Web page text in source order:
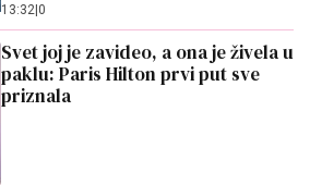
13:32 0
Svet joj je zavideo, a ona je živela u
paklu: Paris Hilton prvi put sve
priznala